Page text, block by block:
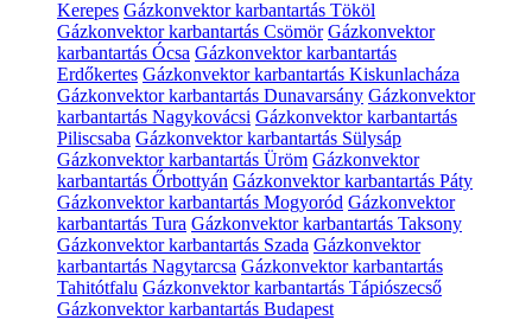
Kerepes Gázkonvektor karbantartás Tököl
Gázkonvektor karbantartás Csömör Gázkonvektor
karbantartás Ócsa Gázkonvektor karbantartás
Erdőkertes Gázkonvektor karbantartás Kiskunlacháza
Gázkonvektor karbantartás Dunavarsány Gázkonvektor
karbantartás Nagykovácsi Gázkonvektor karbantartás
Piliscsaba Gázkonvektor karbantartás Sülysáp
Gázkonvektor karbantartás Üröm Gázkonvektor
karbantartás Őrbottyán Gázkonvektor karbantartás Páty
Gázkonvektor karbantartás Mogyoród Gázkonvektor
karbantartás Tura Gázkonvektor karbantartás Taksony
Gázkonvektor karbantartás Szada Gázkonvektor
karbantartás Nagytarcsa Gázkonvektor karbantartás
Tahitótfalu Gázkonvektor karbantartás Tápiószecső
Gázkonvektor karbantartás Budapest